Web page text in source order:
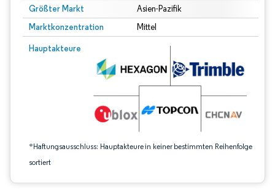
Größter Markt Asien-Pazifik
Marktkonzentration Mittel
Hauptakteure
*Haftungsausschluss: Hauptakteure in keiner bestimmten Reihenfolge
sortiert
Bild © Mordor Intelligence. Wiederverwendung erfordert Namensnennung